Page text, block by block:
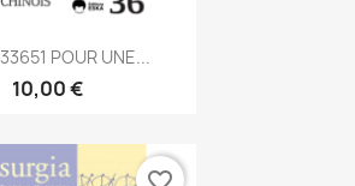
rapide
POUR UNE...
10,00 €